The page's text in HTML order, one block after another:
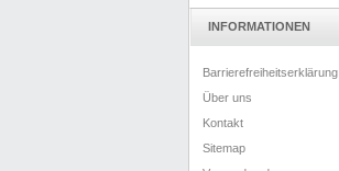
INFORMATIONEN
Barrierefreiheitserklärung
Über uns
Kontakt
Sitemap